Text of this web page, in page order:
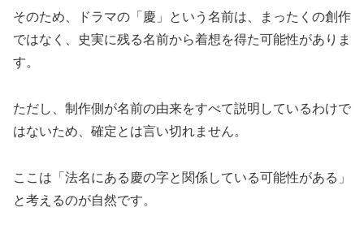
そのため、ドラマの「慶」という名前は、まったくの創作
ではなく、史実に残る名前から着想を得た可能性がありま
す。
ただし、制作側が名前の由来をすべて説明しているわけで
はないため、確定とは言い切れません。
ここは「法名にある慶の字と関係している可能性がある」
と考えるのが自然です。